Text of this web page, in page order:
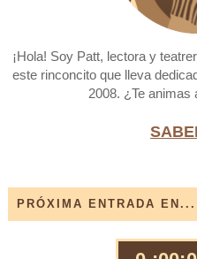
¡Hola! Soy Patt, lectora y
este rinconcito que lleva
2008. ¿Te animas
PRÓXIMA ENTRADA EN...